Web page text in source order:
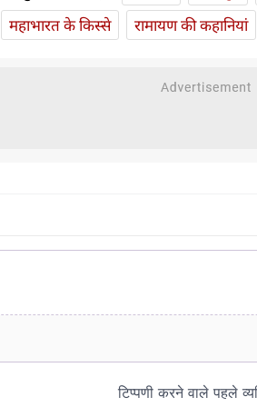
महाभारत के किस्से
रामायण की कहानियां